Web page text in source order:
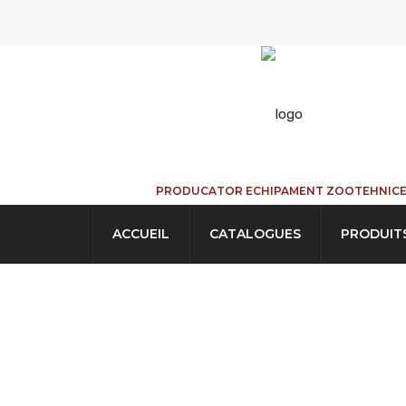
PRODUCATOR ECHIPAMENT ZOOTEHNICE
ACCUEIL CATALOGUES